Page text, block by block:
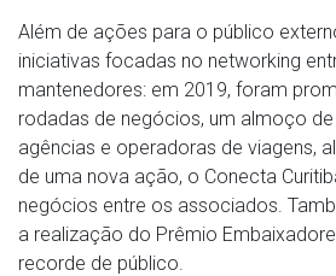
Além de ações para o público
iniciativas focadas no networking
mantenedores: em 2019, foram
rodadas de negócios, um almoço
agências e operadoras de viagens,
de uma nova ação, o Conecta
negócios entre os associados.
a realização do Prêmio
recorde de público.